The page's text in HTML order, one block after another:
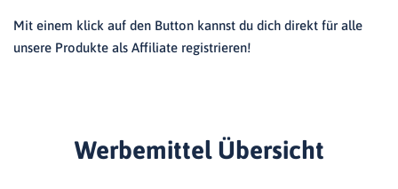
Mit einem klick auf den Button kannst du dich direkt für alle
unsere Produkte als Affiliate registrieren!
Werbemittel Übersicht